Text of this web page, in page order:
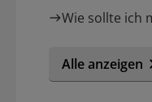
Wie sollte ich
Alle anzeigen